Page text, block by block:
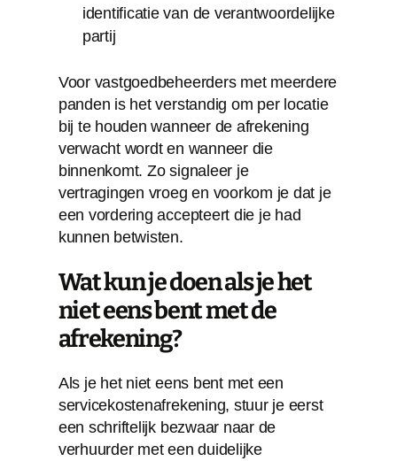
identificatie van de verantwoordelijke
partij
Voor vastgoedbeheerders met meerdere
panden is het verstandig om per locatie
bij te houden wanneer de afrekening
verwacht wordt en wanneer die
binnenkomt. Zo signaleer je
vertragingen vroeg en voorkom je dat je
een vordering accepteert die je had
kunnen betwisten.
Wat kun je doen als je het
niet eens bent met de
afrekening?
Als je het niet eens bent met een
servicekostenafrekening, stuur je eerst
een schriftelijk bezwaar naar de
verhuurder met een duidelijke